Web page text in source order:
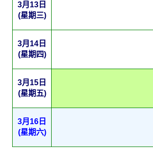
3月13日
(星期三)
3月14日
(星期四)
3月15日
(星期五)
3月16日
(星期六)